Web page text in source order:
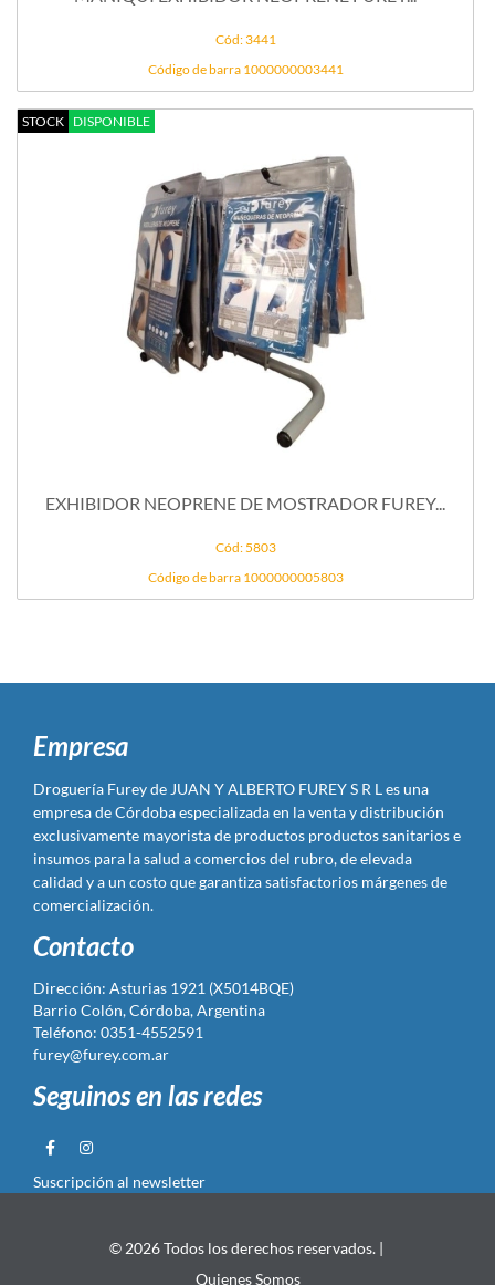
Cód: 3441
Código de barra 1000000003441
STOCK DISPONIBLE
EXHIBIDOR NEOPRENE DE MOSTRADOR FUREY...
Cód: 5803
Código de barra 1000000005803
Empresa
Droguería Furey de JUAN Y ALBERTO FUREY S R L es una
empresa de Córdoba especializada en la venta y distribución
exclusivamente mayorista de productos productos sanitarios e
insumos para la salud a comercios del rubro, de elevada
calidad y a un costo que garantiza satisfactorios márgenes de
comercialización.
Contacto
Dirección: Asturias 1921 (X5014BQE)
Barrio Colón, Córdoba, Argentina
Teléfono: 0351-4552591
furey@furey.com.ar
Seguinos en las redes
Suscripción al newsletter
© 2026 Todos los derechos reservados. |
Quienes Somos